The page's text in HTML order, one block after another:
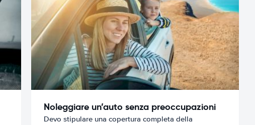
Noleggiare un’auto senza preoccupazioni
Devo stipulare una copertura completa della